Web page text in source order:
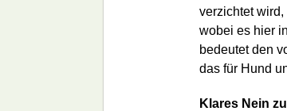
verzichtet
wobei es hier
bedeutet den
das für Hund
Klares Nein